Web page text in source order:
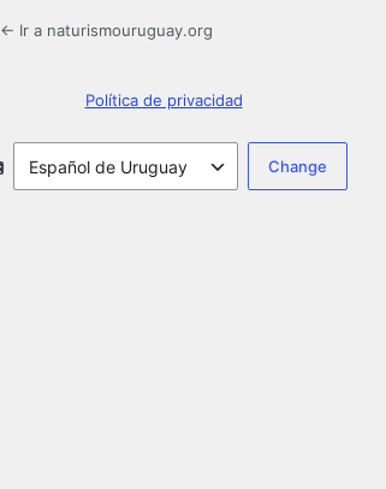
← Ir a naturismouruguay.org
Política de privacidad
Idioma